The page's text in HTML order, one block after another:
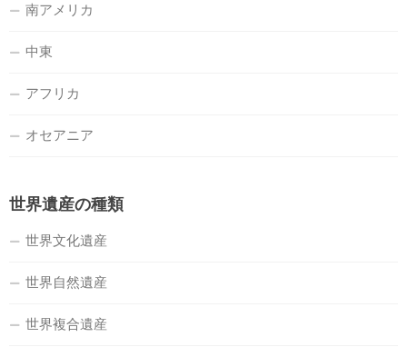
南アメリカ
中東
アフリカ
オセアニア
世界遺産の種類
世界文化遺産
世界自然遺産
世界複合遺産